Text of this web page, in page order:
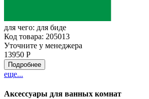
для чего: для биде
Код товара: 205013
Уточните у менеджера
13950 Р
Подробнее
еще...
Аксессуары для ванных комнат